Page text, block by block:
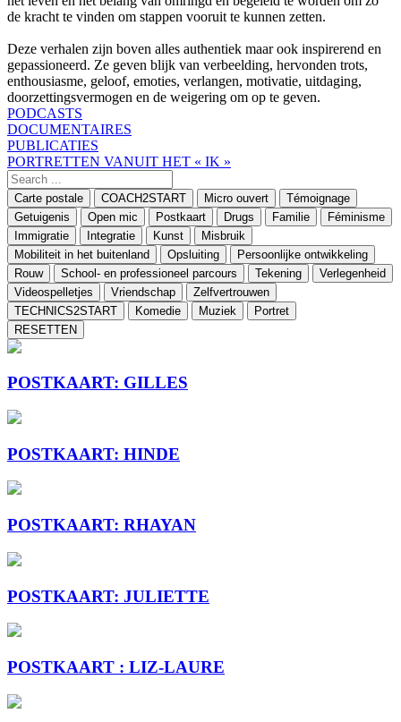
de kracht te vinden om stappen vooruit te kunnen zetten.
Deze verhalen zijn boven alles authentiek maar ook inspirerend en
gepassioneerd. Ze geven blijk van verbeelding, hervonden trots,
enthousiasme, geloof, emoties, verlangen, motivatie, uitdaging,
doorzettingsvermogen en de weigering om op te geven.
PODCASTS
DOCUMENTAIRES
PUBLICATIES
PORTRETTEN VANUIT HET « IK »
Carte postale COACH2START Micro ouvert
Témoignage
Getuigenis
Open mic Postkaart Drugs Familie
Féminisme
Immigratie
Integratie Kunst
Misbruik
Mobiliteit in het buitenland
Opsluiting
Persoonlijke ontwikkeling
Rouw
School- en professioneel parcours Tekening
Verlegenheid
Videospelletjes
Vriendschap
Zelfvertrouwen
TECHNICS2START
Komedie Muziek
Portret
RESETTEN
POSTKAART: GILLES
POSTKAART: HINDE
POSTKAART: RHAYAN
POSTKAART: JULIETTE
POSTKAART : LIZ-LAURE